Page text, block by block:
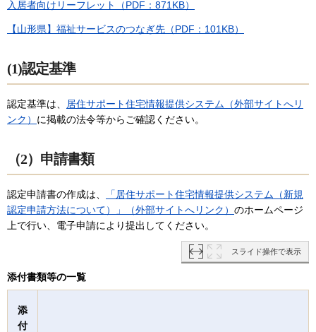
入居者向けリーフレット（PDF：871KB）
【山形県】福祉サービスのつなぎ先（PDF：101KB）
(1)認定基準
認定基準は、
居住サポート住宅情報提供システム（外部サイトへリ
ンク） に掲載の法令等からご確認ください。
（2）申請書類
認定申請書の作成は、
「居住サポート住宅情報提供システム（新規
認定申請方法について）」（外部サイトへリンク） のホームページ
上で行い、電子申請により提出してください。
スライド操作で表示
添付書類等の一覧
添
付